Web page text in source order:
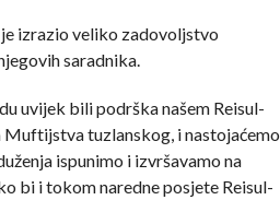
izrazio veliko zadovoljstvo
saradnika.
uvijek bili podrška našem Reisul-
tuzlanskog, i nastojaćemo
ispunimo i izvršavamo na
bi i tokom naredne posjete Reisul-